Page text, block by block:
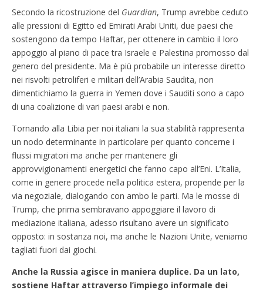
Secondo la ricostruzione del Guardian, Trump avrebbe ceduto
alle pressioni di Egitto ed Emirati Arabi Uniti, due paesi che
sostengono da tempo Haftar, per ottenere in cambio il loro
appoggio al piano di pace tra Israele e Palestina promosso dal
genero del presidente. Ma è più probabile un interesse diretto
nei risvolti petroliferi e militari dell’Arabia Saudita, non
dimentichiamo la guerra in Yemen dove i Sauditi sono a capo
di una coalizione di vari paesi arabi e non.
Tornando alla Libia per noi italiani la sua stabilità rappresenta
un nodo determinante in particolare per quanto concerne i
flussi migratori ma anche per mantenere gli
approvvigionamenti energetici che fanno capo all’Eni. L’Italia,
come in genere procede nella politica estera, propende per la
via negoziale, dialogando con ambo le parti. Ma le mosse di
Trump, che prima sembravano appoggiare il lavoro di
mediazione italiana, adesso risultano avere un significato
opposto: in sostanza noi, ma anche le Nazioni Unite, veniamo
tagliati fuori dai giochi.
Anche la Russia agisce in maniera duplice. Da un lato,
sostiene Haftar attraverso l’impiego informale dei